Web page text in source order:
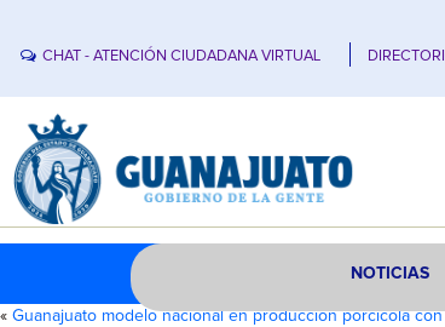
CHAT - ATENCIÓN CIUDADANA VIRTUAL
NOTICIAS
« Guanajuato modelo nacional en producción porcícola